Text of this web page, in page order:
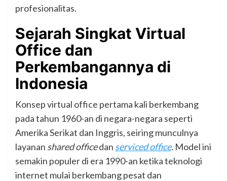
profesionalitas.
Sejarah Singkat Virtual
Office dan
Perkembangannya di
Indonesia
Konsep virtual office pertama kali berkembang
pada tahun 1960-an di negara-negara seperti
Amerika Serikat dan Inggris, seiring munculnya
layanan shared officedan serviced office. Model ini
semakin populer di era 1990-an ketika teknologi
internet mulai berkembang pesat dan